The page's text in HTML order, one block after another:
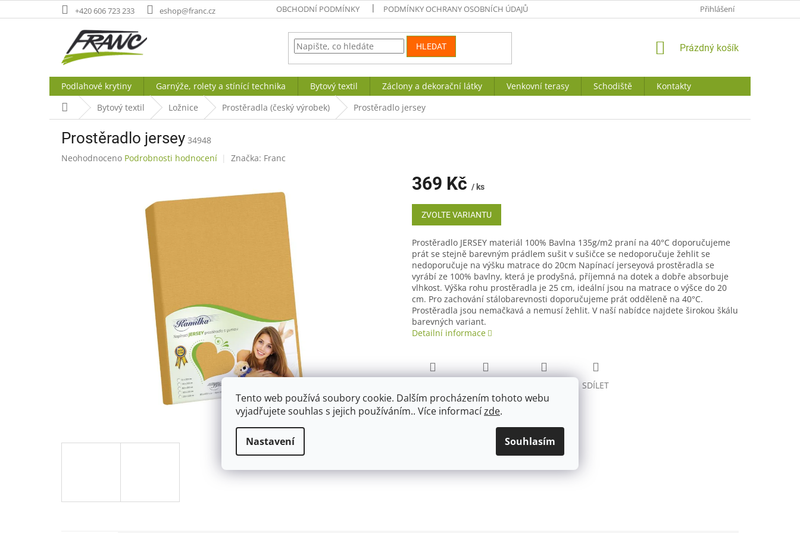
Tento web používá soubory cookie. Dalším procházením tohoto webu
vyjadřujete souhlas s jejich používáním.. Více informacízde.
Nastavení Souhlasím
na
+420 606 723 233 eshop@franc.cz OBCHODNÍ PODMÍNKY PODMÍNKY OCHRANY OSOBNÍCH ÚDAJŮ Přihlášení
HLEDAT
NÁKUPNÍ
Prázdný košík
Podlahové krytiny Garnýže, rolety a stínící technika Bytový textil Záclony a dekorační látky Venkovní terasy Schodiště
Kontakty
Domů Bytový textil Ložnice Prostěradla (český výrobek) Prostěradlo jersey
Prostěradlo jersey 34948
Průměrné
Neohodnoceno Podrobnosti hodnocení Značka: Franc
369 Kč / ks
Měrná
cena:
ZVOLTE VARIANTU
Prostěradlo JERSEY materiál 100% Bavlna 135g/m2 praní na 40°C doporučujeme
prát se stejně barevným prádlem sušit v sušičce se nedoporučuje žehlit se
nedoporučuje na výšku matrace do 20cm Napínací jerseyová prostěradla se
vyrábí ze 100% bavlny, která je prodyšná, příjemná na dotek a dobře absorbuje
vlhkost. Výška rohu prostěradla je 25 cm, ideální jsou na matrace o výšce do 20
cm. Pro zachování stálobarevnosti doporučujeme prát odděleně na 40°C.
Prostěradla jsou nemačkavá a nemusí žehlit. V naší nabídce najdete širokou škálu
barevných variant.
Detailní informace
SDÍLET